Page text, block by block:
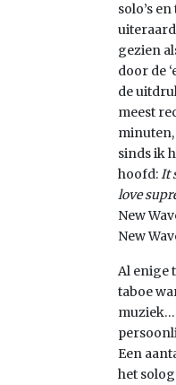
solo’s
gezien
door de
de
meest
minuten,
sinds ik
hoofd:It
love
New
New
Al enige
taboe
muziek…
Een
het